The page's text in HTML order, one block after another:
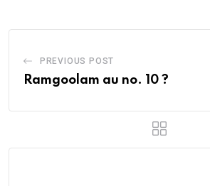
PREVIOUS POST
Ramgoolam au no. 10 ?